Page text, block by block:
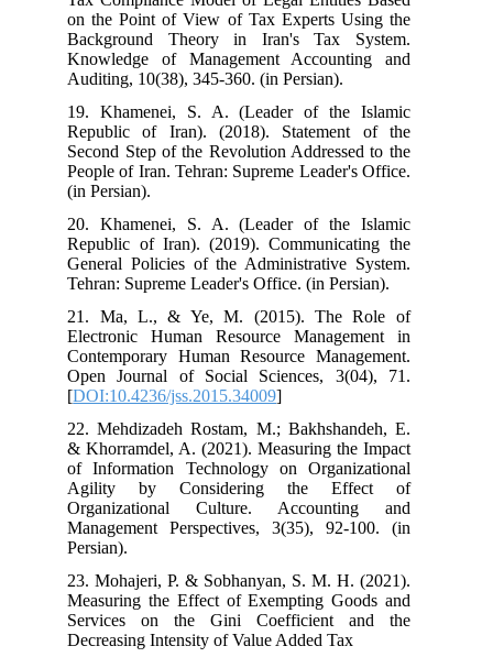
on the Point of View of Tax Experts Using the
Background Theory in Iran's Tax System.
Knowledge of Management Accounting and
Auditing, 10(38), 345-360. (in Persian).
19. Khamenei, S. A. (Leader of the Islamic
Republic of Iran). (2018). Statement of the
Second Step of the Revolution Addressed to the
People of Iran. Tehran: Supreme Leader's Office.
(in Persian).
20. Khamenei, S. A. (Leader of the Islamic
Republic of Iran). (2019). Communicating the
General Policies of the Administrative System.
Tehran: Supreme Leader's Office. (in Persian).
21. Ma, L., & Ye, M. (2015). The Role of
Electronic Human Resource Management in
Contemporary Human Resource Management.
Open Journal of Social Sciences, 3(04), 71.‏
[DOI:10.4236/jss.2015.34009
22. Mehdizadeh Rostam, M.; Bakhshandeh, E.
& Khorramdel, A. (2021). Measuring the Impact
of Information Technology on Organizational
Agility by Considering the Effect of
Organizational Culture. Accounting and
Management Perspectives, 3(35), 92-100. (in
Persian).
23. Mohajeri, P. & Sobhanyan, S. M. H. (2021).
Measuring the Effect of Exempting Goods and
Services on the Gini Coefficient and the
Decreasing Intensity of Value Added Tax